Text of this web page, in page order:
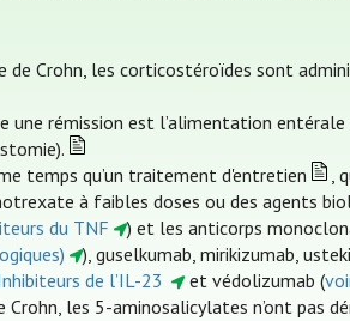
de Crohn, les corticostéroïdes sont
une rémission est l’alimentation
temps qu’un traitement d'entretien
,
à faibles doses ou des agents
du TNF ) et les anticorps
), guselkumab, mirikizumab,
de l’IL-23 et védolizumab (
les 5-aminosalicylates n’ont pas